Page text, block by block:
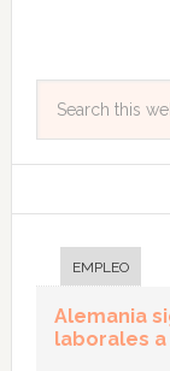
EMPLEO
Alemania
laborales